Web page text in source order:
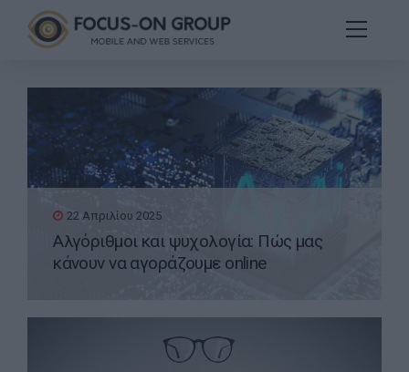
22 Απριλίου 2025
Αλγόριθμοι και ψυχολογία: Πώς μας
κάνουν να αγοράζουμε online